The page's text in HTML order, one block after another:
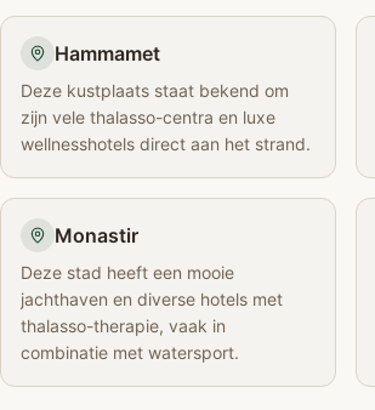
Hammamet
Deze kustplaats staat bekend om
zijn vele thalasso-centra en luxe
wellnesshotels direct aan het strand.
Monastir
Deze stad heeft een mooie
jachthaven en diverse hotels met
thalasso-therapie, vaak in
combinatie met watersport.